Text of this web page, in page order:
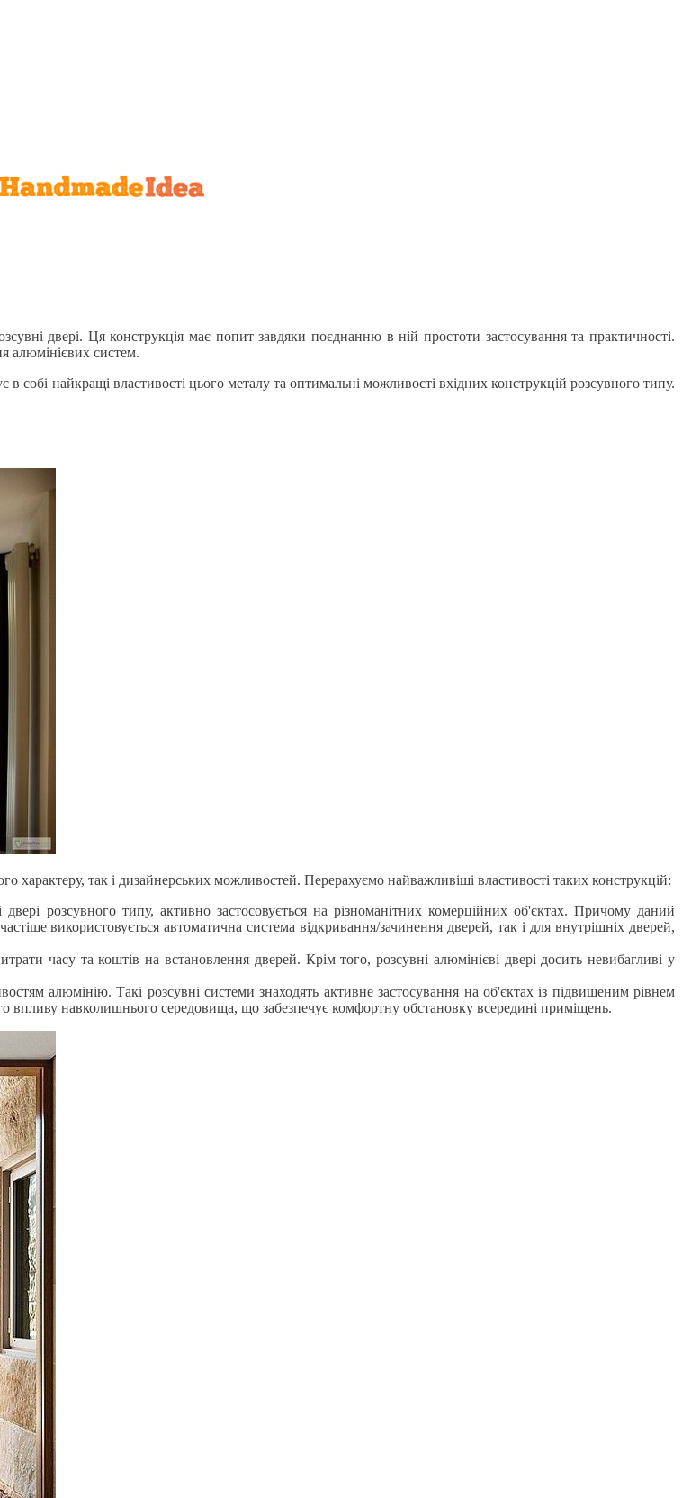
двері. Ця конструкція має попит завдяки поєднанню в ній простоти застосування та практичності.
алюмінієвих систем.
собі найкращі властивості цього металу та оптимальні можливості вхідних конструкцій розсувного типу.
так і дизайнерських можливостей. Перерахуємо найважливіші властивості таких конструкцій:
розсувного типу, активно застосовується на різноманітних комерційних об'єктах. Причому даний
використовується автоматична система відкривання/зачинення дверей, так і для внутрішніх дверей,
часу та коштів на встановлення дверей. Крім того, розсувні алюмінієві двері досить невибагливі у
алюмінію. Такі розсувні системи знаходять активне застосування на об'єктах із підвищеним рівнем
впливу навколишнього середовища, що забезпечує комфортну обстановку всередині приміщень.